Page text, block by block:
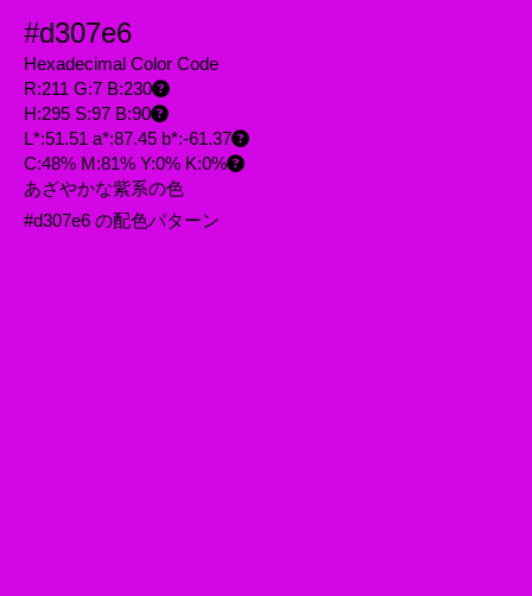
#d307e6
Hexadecimal Color Code
R:211 G:7 B:230
H:295 S:97 B:90
L*:51.51 a*:87.45 b*:-61.37
C:48% M:81% Y:0% K:0%
あざやかな紫系の色
#d307e6 の配色パターン